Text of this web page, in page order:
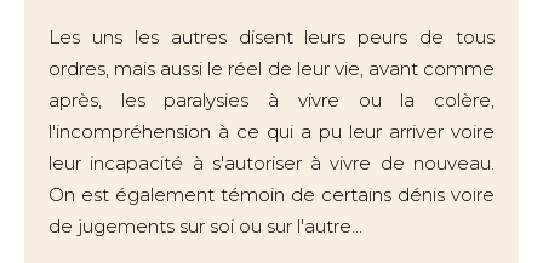
Les uns les autres disent leurs peurs de tous
ordres, mais aussi le réel de leur vie, avant comme
après, les paralysies à vivre ou la colère,
l'incompréhension à ce qui a pu leur arriver voire
leur incapacité à s'autoriser à vivre de nouveau.
On est également témoin de certains dénis voire
de jugements sur soi ou sur l'autre...